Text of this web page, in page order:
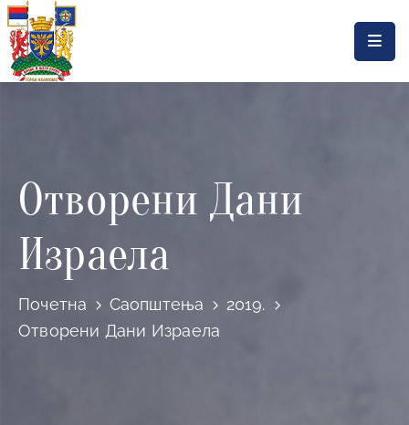
Насловна
Општинска
управа
Актуелности
Горњи
Отворени Дани
Израела
Почетна Саопштења
2019.
Отворени Дани Израела